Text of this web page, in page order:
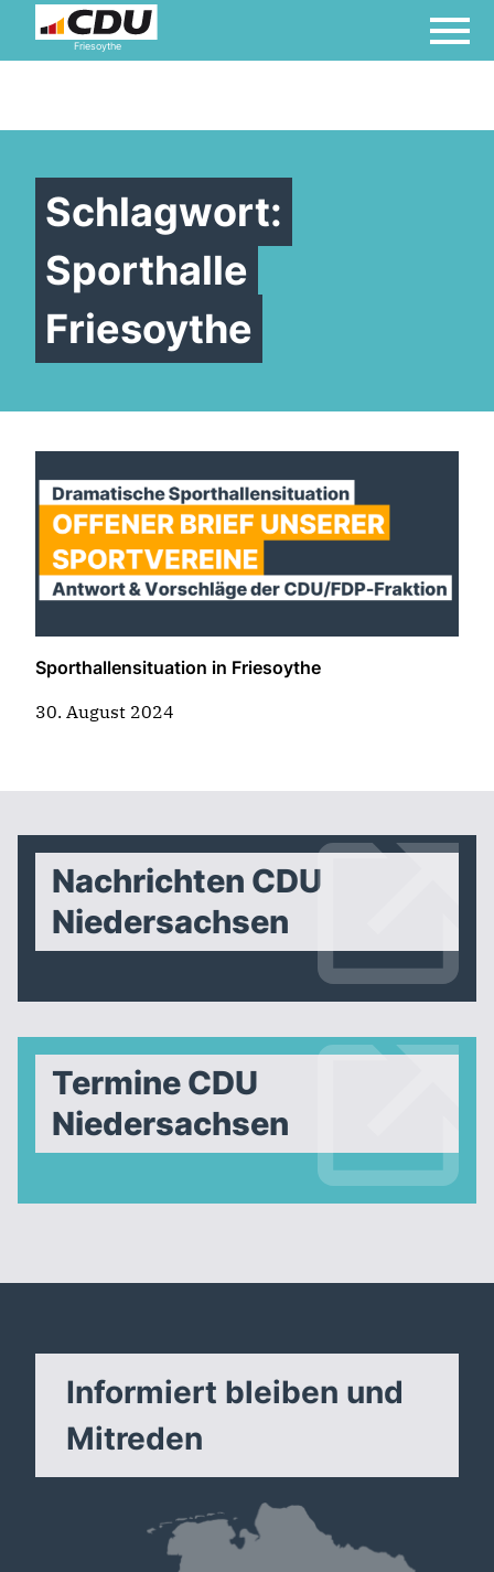
Friesoythe
Schlagwort:
Sporthalle
Friesoythe
Sporthallensituation in Friesoythe
30. August 2024
Nachrichten CDU
Niedersachsen
Termine CDU
Niedersachsen
Informiert bleiben und
Mitreden